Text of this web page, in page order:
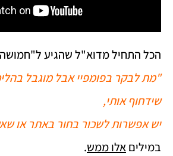
הכל התחיל מדוא"ל שהגיע
"מת לבקר בפומפיי אבל מוגבל
שידחוף אותי,
יש אפשרות לשכור בחור באתר או
במיליםאלו ממש.